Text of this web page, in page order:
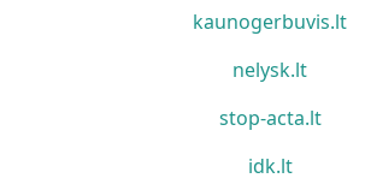
kaunogerbuvis.lt
nelysk.lt
stop-acta.lt
idk.lt